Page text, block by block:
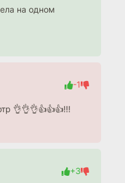
на одном
-1
👌👌👌👍👍👍!!!
+3